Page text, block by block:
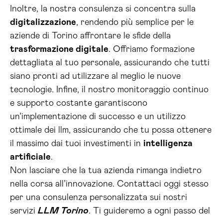
Inoltre, la nostra consulenza si concentra sulla
digitalizzazione, rendendo più semplice per le
aziende di Torino affrontare le sfide della
trasformazione digitale. Offriamo formazione
dettagliata al tuo personale, assicurando che tutti
siano pronti ad utilizzare al meglio le nuove
tecnologie. Infine, il nostro monitoraggio continuo
e supporto costante garantiscono
un’implementazione di successo e un utilizzo
ottimale dei llm, assicurando che tu possa ottenere
il massimo dai tuoi investimenti in intelligenza
artificiale.
Non lasciare che la tua azienda rimanga indietro
nella corsa all’innovazione. Contattaci oggi stesso
per una consulenza personalizzata sui nostri
servizi LLM Torino. Ti guideremo a ogni passo del